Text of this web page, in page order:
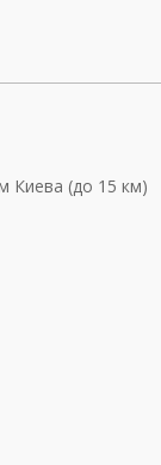
Киева (до 15 км)